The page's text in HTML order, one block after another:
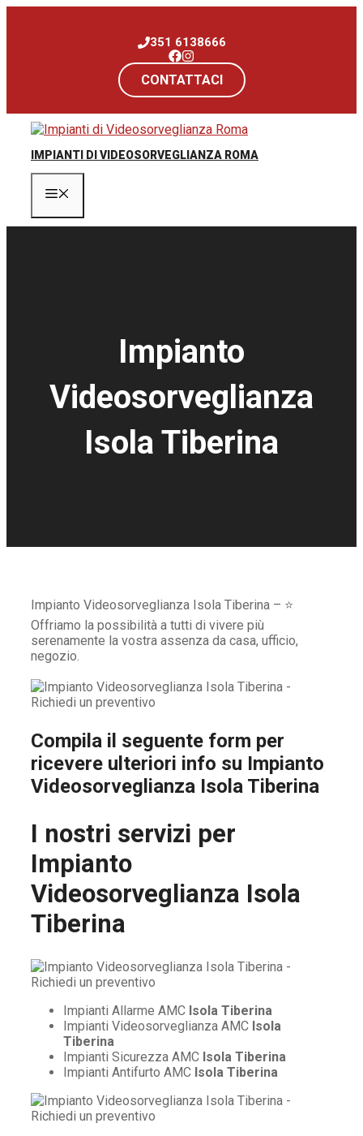
351 6138666
CONTATTACI
IMPIANTI DI VIDEOSORVEGLIANZA ROMA
Impianto
Videosorveglianza
Isola Tiberina
Impianto Videosorveglianza Isola Tiberina – ⭐
Offriamo la possibilità a tutti di vivere più
serenamente la vostra assenza da casa, ufficio,
negozio.
Compila il seguente form per
ricevere ulteriori info su Impianto
Videosorveglianza Isola Tiberina
I nostri servizi per
Impianto
Videosorveglianza Isola
Tiberina
Impianti Allarme AMC Isola Tiberina
Impianti Videosorveglianza AMC Isola
Tiberina
Impianti Sicurezza AMC Isola Tiberina
Impianti Antifurto AMC Isola Tiberina